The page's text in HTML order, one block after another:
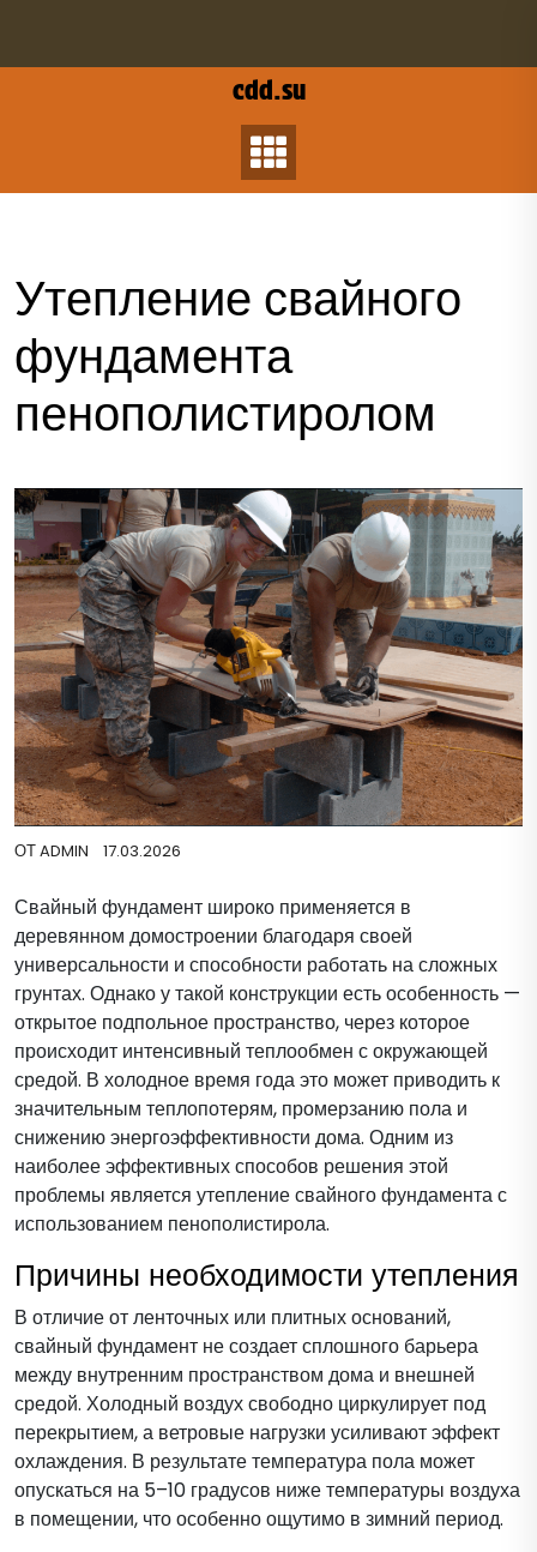
содержанию
cdd.su
Утепление свайного
фундамента
пенополистиролом
ОТADMIN 17.03.2026
Свайный фундамент широко применяется в
деревянном домостроении благодаря своей
универсальности и способности работать на сложных
грунтах. Однако у такой конструкции есть особенность —
открытое подпольное пространство, через которое
происходит интенсивный теплообмен с окружающей
средой. В холодное время года это может приводить к
значительным теплопотерям, промерзанию пола и
снижению энергоэффективности дома. Одним из
наиболее эффективных способов решения этой
проблемы является утепление свайного фундамента с
использованием пенополистирола.
Причины необходимости утепления
В отличие от ленточных или плитных оснований,
свайный фундамент не создает сплошного барьера
между внутренним пространством дома и внешней
средой. Холодный воздух свободно циркулирует под
перекрытием, а ветровые нагрузки усиливают эффект
охлаждения. В результате температура пола может
опускаться на 5–10 градусов ниже температуры воздуха
в помещении, что особенно ощутимо в зимний период.